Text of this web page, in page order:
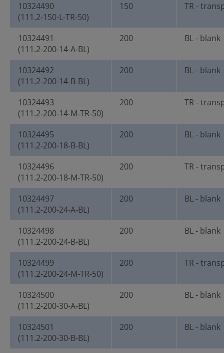
10324490
(111.2-150-L-TR-50)
150 TR -
10324491
(111.2-200-14-A-BL)
200 BL - blank
10324492
(111.2-200-14-B-BL)
200 BL - blank
10324493
(111.2-200-14-M-TR-50)
200 TR -
10324495
(111.2-200-18-B-BL)
200 BL - blank
10324496
(111.2-200-18-M-TR-50)
200 TR -
10324497
(111.2-200-24-A-BL)
200 BL - blank
10324498
(111.2-200-24-B-BL)
200 BL - blank
10324499
(111.2-200-24-M-TR-50)
200 TR -
10324500
(111.2-200-30-A-BL)
200 BL - blank
10324501
(111.2-200-30-B-BL)
200 BL - blank